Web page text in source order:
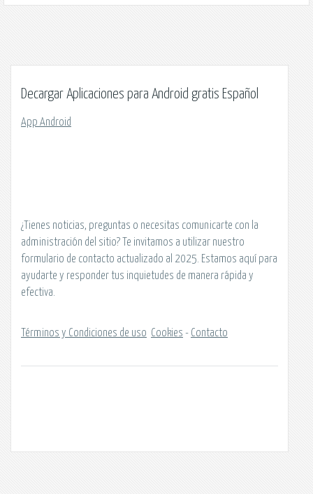
Decargar Aplicaciones para Android gratis Español
App Android
¿Tienes noticias, preguntas o necesitas comunicarte con la
administración del sitio? Te invitamos a utilizar nuestro
formulario de contacto actualizado al 2025. Estamos aquí para
ayudarte y responder tus inquietudes de manera rápida y
efectiva.
Términos y Condiciones de uso Cookies - Contacto